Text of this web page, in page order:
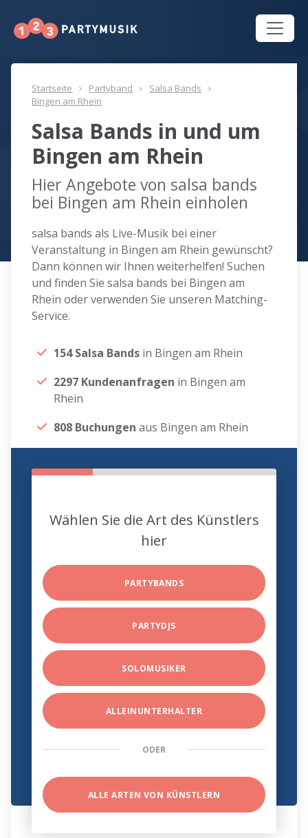
Startseite Partyband
Salsa Bands
Bingen am Rhein
Salsa Bands in und um
Bingen am Rhein
Hier Angebote von salsa bands
bei Bingen am Rhein einholen
salsa bands als Live-Musik bei einer
Veranstaltung in Bingen am Rhein gewünscht?
Dann können wir Ihnen weiterhelfen! Suchen
und finden Sie salsa bands bei Bingen am
Rhein oder verwenden Sie unseren Matching-
Service.
154 Salsa Bands in Bingen am Rhein
2297 Kundenanfragen in Bingen am
Rhein
808 Buchungen aus Bingen am Rhein
Wählen Sie die Art des Künstlers
hier
PARTYBANDS
PARTYDJS
SOLOMUSIKER
ALLEINUNTERHALTER
ODER
ALLE ARTEN VON KÜNSTLERN